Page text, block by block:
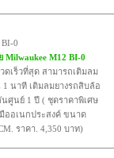
0
Milwaukee M12 BI-0
ดเร็วที่สุด สามารถเติมลม
1 นาที เติมลมยางรถสิบล้อ
ศูนย์ 1 ปี ( ชุดราคาพิเศษ
ออเนกประสงค์ ขนาด
ราคา. 4,350 บาท)